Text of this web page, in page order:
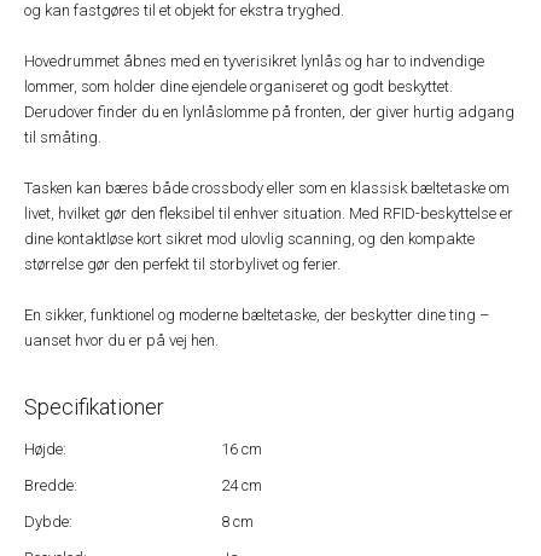
og kan fastgøres til et objekt for ekstra tryghed.
Hovedrummet åbnes med en tyverisikret lynlås og har to indvendige
lommer, som holder dine ejendele organiseret og godt beskyttet.
Derudover finder du en lynlåslomme på fronten, der giver hurtig adgang
til småting.
Tasken kan bæres både crossbody eller som en klassisk bæltetaske om
livet, hvilket gør den fleksibel til enhver situation. Med RFID-beskyttelse er
dine kontaktløse kort sikret mod ulovlig scanning, og den kompakte
størrelse gør den perfekt til storbylivet og ferier.
En sikker, funktionel og moderne bæltetaske, der beskytter dine ting –
uanset hvor du er på vej hen.
Specifikationer
Højde:
16 cm
Bredde:
24 cm
Dybde:
8 cm